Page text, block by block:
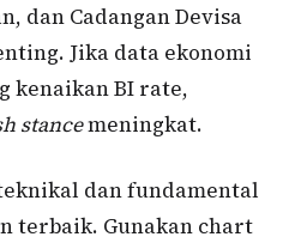
dan Cadangan Devisa
Jika data ekonomi
kenaikan BI rate,
stancemeningkat.
dan fundamental
terbaik. Gunakan chart